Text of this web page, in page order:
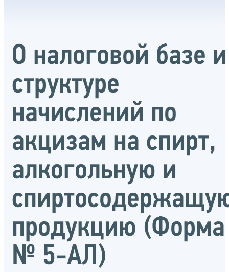
О налоговой базе и
структуре
начислений по
акцизам на спирт,
алкогольную и
продукцию (Форма
№ 5-АЛ)